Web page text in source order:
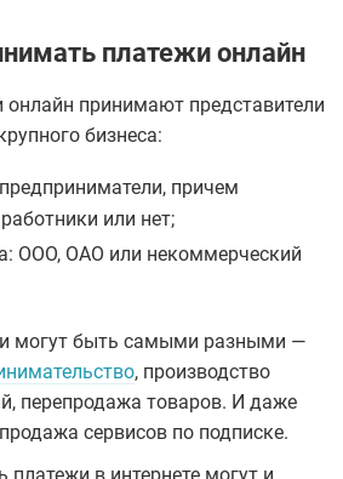
платежи онлайн
онлайн принимают представители
бизнеса:
причем
или нет;
ООО, ОАО или некоммерческий
могут быть самыми разными —
, производство
перепродажа товаров. И даже
сервисов по подписке.